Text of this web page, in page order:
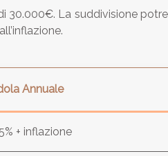
La suddivisione
Annuale
+ inflazione